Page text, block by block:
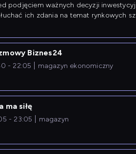
podjęciem ważnych decyzji
ich zdania na temat rynkowych
Biznes24
- 22:05 magazyn ekonomiczny
ma siłę
- 23:05 magazyn